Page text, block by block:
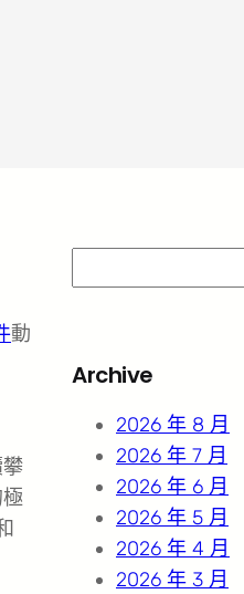
動
e
c
Archive
2026 年 8 月
2026 年 7 月
2026 年 6 月
2026 年 5 月
2026 年 4 月
2026 年 3 月